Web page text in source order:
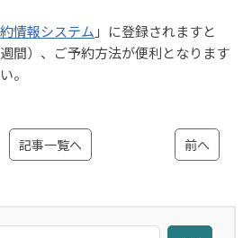
情報システム 」に登録されますと
間）、ご予約方法が便利となります
。
記事一覧へ 前へ